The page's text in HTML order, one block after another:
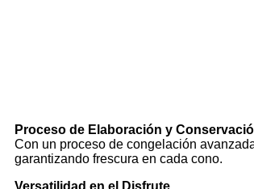
Proceso de Elaboración y
Con un proceso de congelación
garantizando frescura en cada cono.